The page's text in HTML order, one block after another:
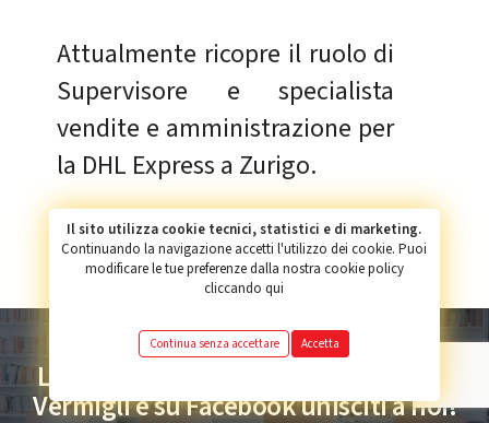
Attualmente ricopre il ruolo di
Supervisore e specialista
vendite e amministrazione per
la DHL Express a Zurigo.
La community degli alunni del Liceo
Vermigli è su Facebook unisciti a noi!
Il sito utilizza cookie tecnici, statistici e di marketing.
Continuando la navigazione accetti l'utilizzo dei cookie. Puoi
modificare le tue preferenze dalla nostra cookie policy
cliccando qui
Continua senza accettare Accetta